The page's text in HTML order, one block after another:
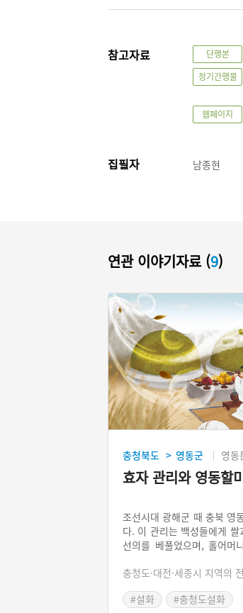
참고자료 단행본
정기간행물
웹페이지
집필자 남종현
연관 이야기자료 (9)
충청북도 > 영동군 영동
효자 관리와 영동할
조선시대 광해군 때 충북 영
다. 이 관리는 백성들에게 쌀
선의를 베풀었으며, 홀어머
자 관리도 슬픔을 참지 못하
지 않았다. 한 여인이 나타
충청도·대전·세종시 지역의
#설화
#충청도설화